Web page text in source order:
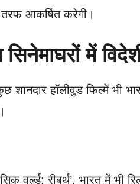
आकर्षित करेगी।
में
शानदार हॉलीवुड फिल्में भी
वर्ल्ड: रीबर्थ’, भारत में भी